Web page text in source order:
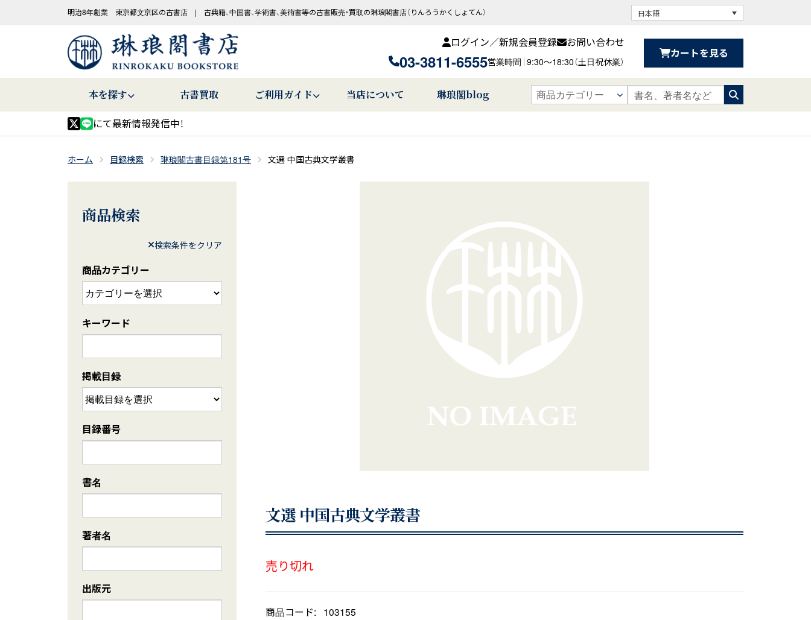
明治8年創業 東京都文京区の古書店 | 古典籍、中国書、学術書、美術書等の古書販売・買取の琳琅閣書店（りんろうかくしょてん） 日本語
ログイン／新規会員登録 お問い合わせ
03-3811-6555営業時間 9:30〜18:30（土日祝休業）
カートを見る
本を探す 古書買取 ご利用ガイド 当店について 琳琅閣blog
にて最新情報発信中！
ホーム 目録検索 琳琅閣古書目録第181号 文選 中国古典文学叢書
文選 中国古典文学叢書
売り切れ
商品コード:
103155
商品検索
検索条件をクリア
商品カテゴリー
キーワード
掲載目録
目録番号
書名
著者名
出版元